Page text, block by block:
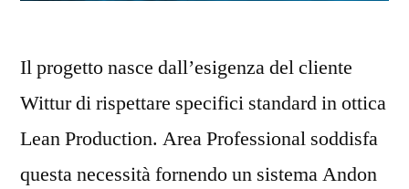
Il progetto nasce dall’esigenza del cliente
Wittur di rispettare specifici standard in ottica
Lean Production. Area Professional soddisfa
questa necessità fornendo un sistema Andon